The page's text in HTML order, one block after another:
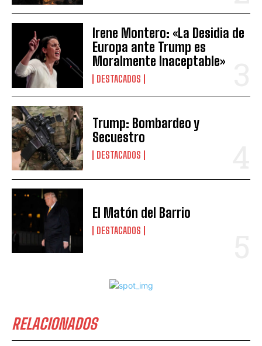
Irene Montero: «La Desidia de
Europa ante Trump es
Moralmente Inaceptable»
DESTACADOS
Trump: Bombardeo y
Secuestro
DESTACADOS
El Matón del Barrio
DESTACADOS
RELACIONADOS